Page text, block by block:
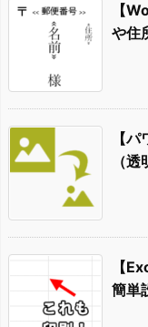
【
や住
【
（
【
簡単